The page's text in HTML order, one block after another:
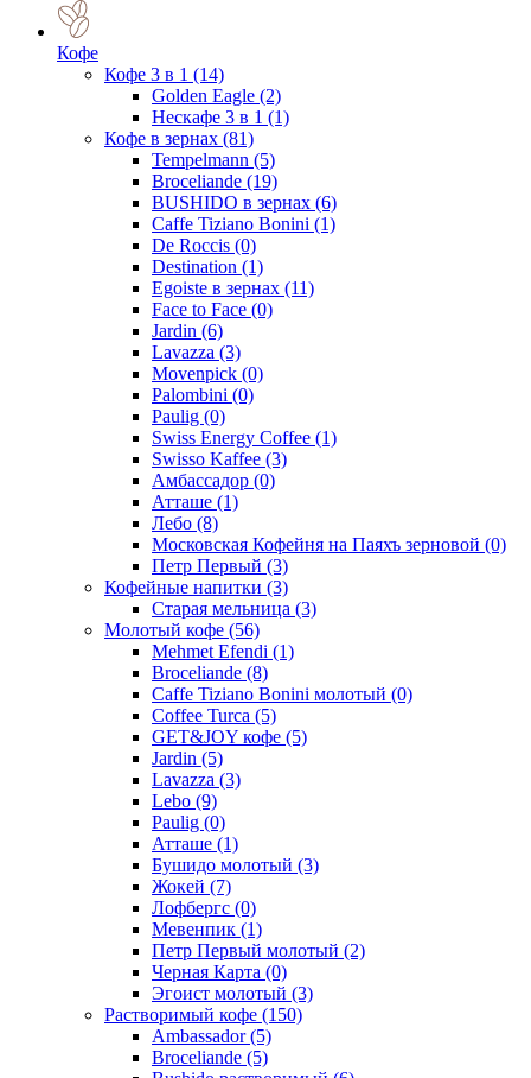
Кофе
Кофе 3 в 1 (14)
Golden Eagle (2)
Нескафе 3 в 1 (1)
Кофе в зернах (81)
Tempelmann (5)
Broceliande (19)
BUSHIDO в зернах (6)
Caffe Tiziano Bonini (1)
De Roccis (0)
Destination (1)
Egoiste в зернах (11)
Face to Face (0)
Jardin (6)
Lavazza (3)
Movenpick (0)
Palombini (0)
Paulig (0)
Swiss Energy Coffee (1)
Swisso Kaffee (3)
Амбассадор (0)
Атташе (1)
Лебо (8)
Московская Кофейня на Паяхъ зерновой (0)
Петр Первый (3)
Кофейные напитки (3)
Старая мельница (3)
Молотый кофе (56)
Mehmet Efendi (1)
Broceliande (8)
Caffe Tiziano Bonini молотый (0)
Coffee Turca (5)
GET&JOY кофе (5)
Jardin (5)
Lavazza (3)
Lebo (9)
Paulig (0)
Атташе (1)
Бушидо молотый (3)
Жокей (7)
Лофбергс (0)
Мевенпик (1)
Петр Первый молотый (2)
Черная Карта (0)
Эгоист молотый (3)
Растворимый кофе (150)
Ambassador(5)
Broceliande (5)